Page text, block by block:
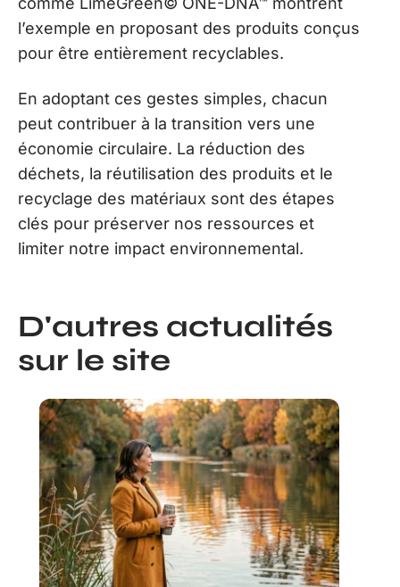
l’exemple en proposant des produits conçus
pour être entièrement recyclables.
En adoptant ces gestes simples, chacun
peut contribuer à la transition vers une
économie circulaire. La réduction des
déchets, la réutilisation des produits et le
recyclage des matériaux sont des étapes
clés pour préserver nos ressources et
limiter notre impact environnemental.
D'autres actualités
sur le site